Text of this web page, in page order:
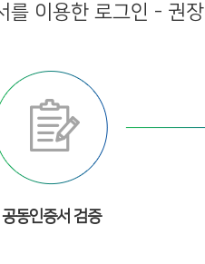
를 이용한 로그인 - 권장
공동인증서 검증